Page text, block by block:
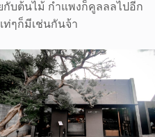
บต้นไม้ กำแพงก็คูลลลไปอีก
ท่ๆก็มีเช่นกันจ้า